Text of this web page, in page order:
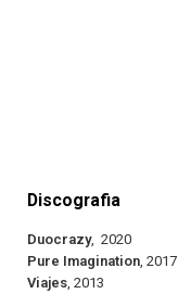
Discografia
Duocrazy, 2020
Pure Imagination , 2017
Viajes , 2013